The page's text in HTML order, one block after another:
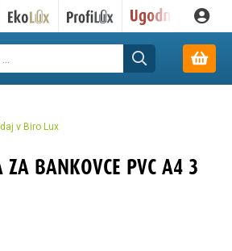
v Biro Lux
BANKOVCE PVC A4 3